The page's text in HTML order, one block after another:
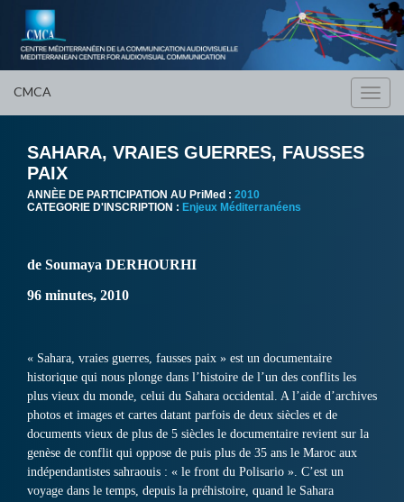
CMCA
SAHARA, VRAIES GUERRES, FAUSSES
PAIX
ANNÈE DE PARTICIPATION AU PriMed : 2010
CATEGORIE D'INSCRIPTION : Enjeux Méditerranéens
de Soumaya DERHOURHI
96 minutes, 2010
« Sahara, vraies guerres, fausses paix » est un documentaire
historique qui nous plonge dans l’histoire de l’un des conflits les
plus vieux du monde, celui du Sahara occidental. A l’aide d’archives
photos et images et cartes datant parfois de deux siècles et de
documents vieux de plus de 5 siècles le documentaire revient sur la
genèse de conflit qui oppose de puis plus de 35 ans le Maroc aux
indépendantistes sahraouis : « le front du Polisario ». C’est un
voyage dans le temps, depuis la préhistoire, quand le Sahara